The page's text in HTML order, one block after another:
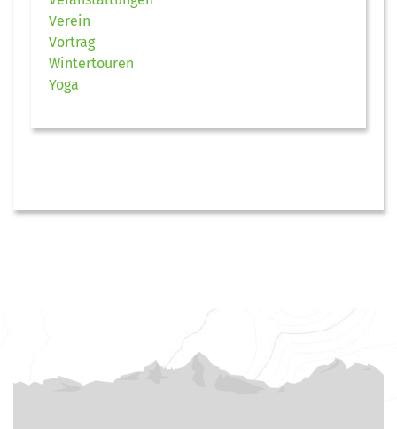
Verein
Vortrag
Wintertouren
Yoga